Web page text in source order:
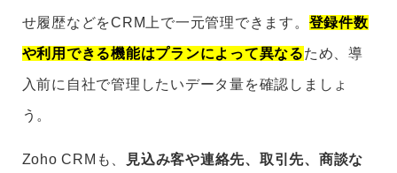
せ履歴などをCRM上で一元管理できます。 登録件数
や利用できる機能はプランによって異なるため、導
入前に自社で管理したいデータ量を確認しましょ
う。
Zoho CRMも、 見込み客や連絡先、取引先、商談な